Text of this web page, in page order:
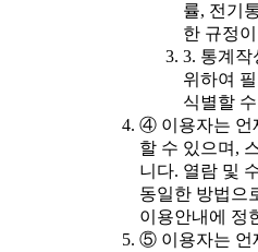
률, 전기
한 규정
3. 통계작
위하여
식별할
④ 이용자는 언
할 수 있으며,
니다. 열람 및
동일한 방법으
이용안내에 정
⑤ 이용자는 언